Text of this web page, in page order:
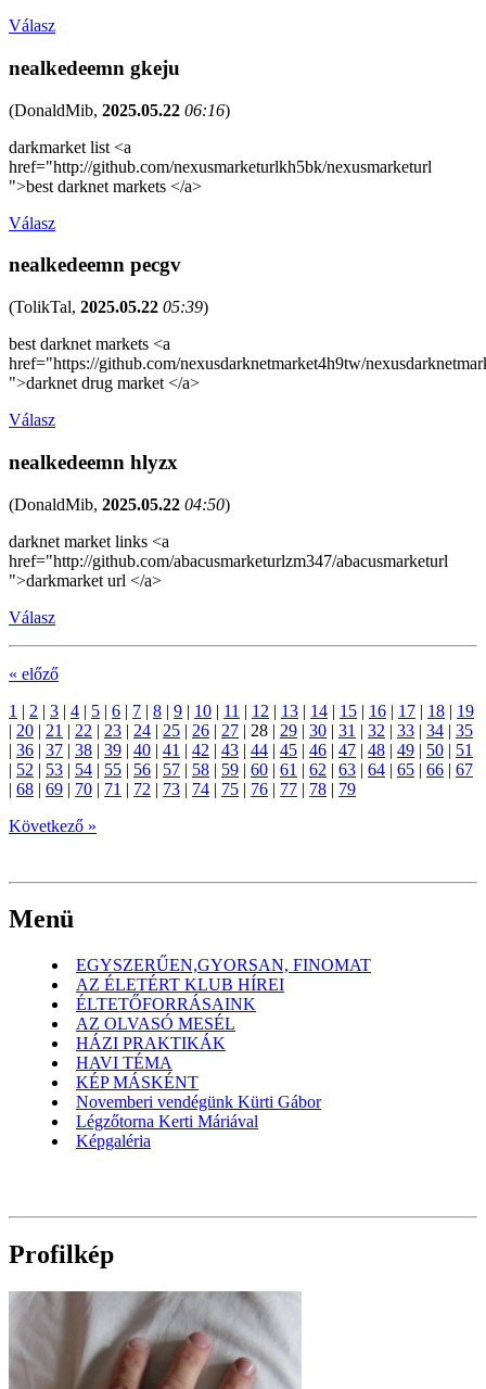
Válasz
nealkedeemn gkeju
(DonaldMib, 2025.05.22 06:16)
darkmarket list <a
href="http://github.com/nexusmarketurlkh5bk/nexusmarketurl
">best darknet markets </a>
Válasz
nealkedeemn pecgv
(TolikTal, 2025.05.22 05:39)
best darknet markets <a
href="https://github.com/nexusdarknetmarket4h9tw/
">darknet drug market </a>
Válasz
nealkedeemn hlyzx
(DonaldMib, 2025.05.22 04:50)
darknet market links <a
href="http://github.com/abacusmarketurlzm347/abacusmarketurl
">darkmarket url </a>
Válasz
« előző
1 | 2 | 3 | 4 | 5 | 6 | 7 | 8 | 9 | 10 | 11 | 12 | 13 | 14 | 15 | 16 | 17 | 18 | 19
| 20 | 21 | 22 | 23 | 24 | 25 | 26 | 27 | 28 | 29 | 30 | 31 | 32 | 33 | 34 | 35
| 36 | 37 | 38 | 39 | 40 | 41 | 42 | 43 | 44 | 45 | 46 | 47 | 48 | 49 | 50 | 51
| 52 | 53 | 54 | 55 | 56 | 57 | 58 | 59 | 60 | 61 | 62 | 63 | 64 | 65 | 66 | 67
| 68 | 69 | 70 | 71 | 72 | 73 | 74 | 75 | 76 | 77 | 78 | 79
Következő »
Menü
EGYSZERŰEN,GYORSAN, FINOMAT
AZ ÉLETÉRT KLUB HÍREI
ÉLTETŐFORRÁSAINK
AZ OLVASÓ MESÉL
HÁZI PRAKTIKÁK
HAVI TÉMA
KÉP MÁSKÉNT
Novemberi vendégünk Kürti Gábor
Légzőtorna Kerti Máriával
Képgaléria
Profilkép